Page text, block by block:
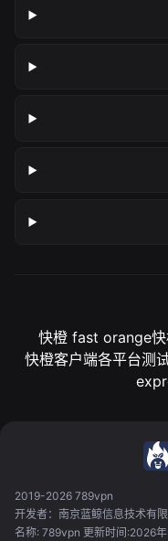
快橙 fast orange
快橙客户端各平台测
2019-2026 789vpn
开发者：南京蓝鲸信息技术有
名称: 789vpn 更新时间:2026